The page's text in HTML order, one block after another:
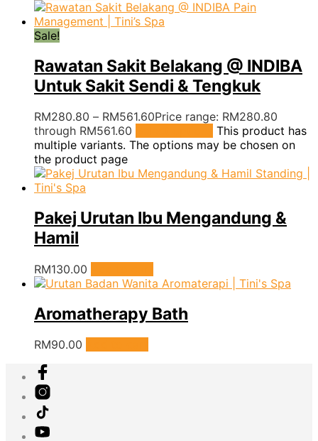
Sale!
Rawatan Sakit Belakang @ INDIBA
Untuk Sakit Sendi & Tengkuk
RM280.80 – RM561.60Price range: RM280.80
through RM561.60
This product has
multiple variants. The options may be chosen on
the product page
Pakej Urutan Ibu Mengandung &
Hamil
RM130.00
Aromatherapy Bath
RM90.00